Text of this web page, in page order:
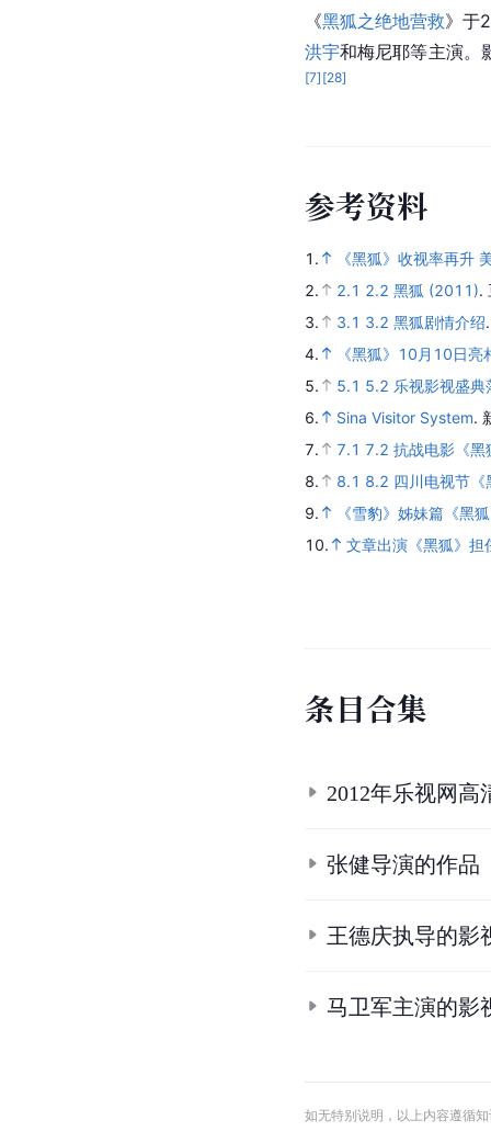
《黑狐之绝地营救》于
洪宇和梅尼耶等主演。
[7] [28]
参考资料
1.
《黑狐》收视率再升
2.
2.1 2.2 黑狐 (2011).
3.
3.1 3.2 黑狐剧情介绍
4.
《黑狐》10月10日
5.
5.1 5.2 乐视影视盛典
6.
Sina Visitor System.
7.
7.1 7.2 抗战电影《
8.
8.1 8.2 四川电视节
9.
《雪豹》姊妹篇《黑
10.
文章出演《黑狐》担
条目合集
2012年乐视网高
张健导演的作品
王德庆执导的影
马卫军主演的影
如无特别说明，以上内容遵循